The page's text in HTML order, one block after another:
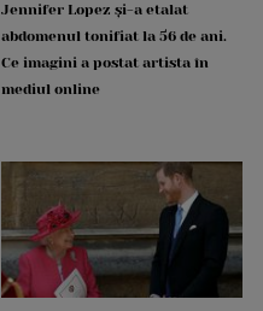
Jennifer Lopez și-a etalat
abdomenul tonifiat la 56 de ani.
Ce imagini a postat artista în
mediul online